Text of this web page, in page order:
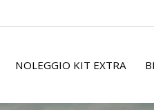
NOLEGGIO KIT EXTRA